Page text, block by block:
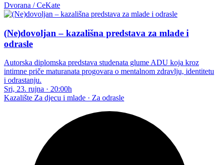
Dvorana / CeKate
(Ne)dovoljan – kazališna predstava za mlade i
odrasle
Autorska diplomska predstava studenata glume ADU koja kroz
intimne priče maturanata progovara o mentalnom zdravlju, identitetu
i odrastanju.
Sri, 23. rujna · 20:00h
Kazalište Za djecu i mlade · Za odrasle